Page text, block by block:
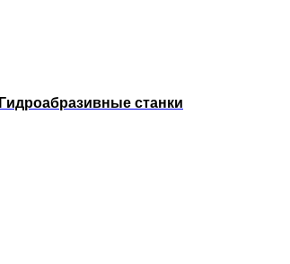
Гидроабразивные станки